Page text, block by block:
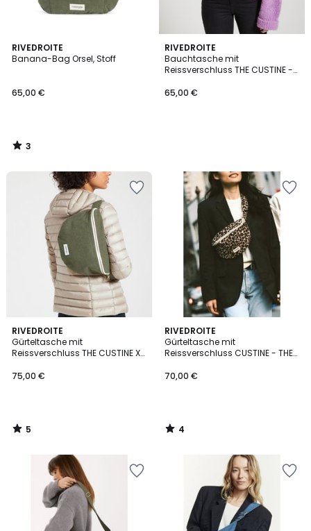
RIVEDROITE
Banana-Bag Orsel, Stoff
65,00 €
3
/
3
/
RIVEDROITE
Bauchtasche mit
Reissverschluss THE CUSTINE -
65,00 €
RIVEDROITE
Gürteltasche mit
Reissverschluss THE CUSTINE XL
75,00 €
5
/
5
5
/
RIVEDROITE
Gürteltasche mit
Reissverschluss CUSTINE - THE
70,00 €
4
/
5
4
/